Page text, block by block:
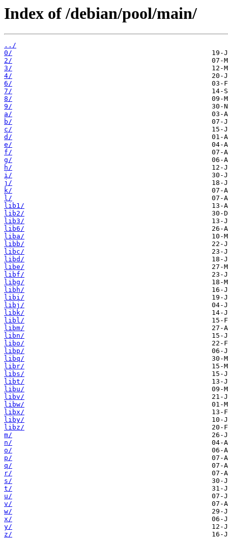
Index of /debian/pool/main/
../
0/
2/
3/
4/
6/
7/
8/
9/
a/
b/
c/
d/
e/
f/
g/
h/
i/
j/
k/
l/
lib1/
lib2/
lib3/
lib6/
liba/
libb/
libc/
libd/
libe/
libf/
libg/
libh/
libi/
libj/
libk/
libl/
libm/
libn/
libo/
libp/
libq/
libr/
libs/
libt/
libu/
libv/
libw/
libx/
liby/
libz/
m/
n/
o/
p/
q/
r/
s/
t/
u/
v/
w/
x/
y/
z/